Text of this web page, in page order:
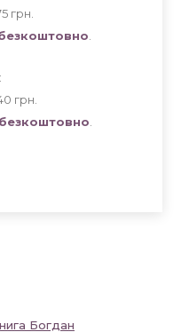
Богдан
грн
грн
безкоштовно